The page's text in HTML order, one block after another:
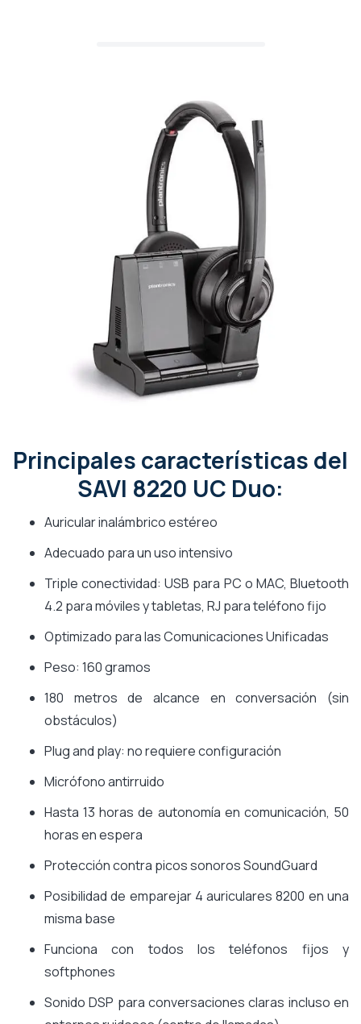
Principales características del
SAVI 8220 UC Duo:
Auricular inalámbrico estéreo
Adecuado para un uso intensivo
Triple conectividad: USB para PC o MAC, Bluetooth
4.2 para móviles y tabletas, RJ para teléfono fijo
Optimizado para las Comunicaciones Unificadas
Peso: 160 gramos
180 metros de alcance en conversación (sin
obstáculos)
Plug and play: no requiere configuración
Micrófono antirruido
Hasta 13 horas de autonomía en comunicación, 50
horas en espera
Protección contra picos sonoros SoundGuard
Posibilidad de emparejar 4 auriculares 8200 en una
misma base
Funciona con todos los teléfonos fijos y
softphones
Sonido DSP para conversaciones claras incluso en